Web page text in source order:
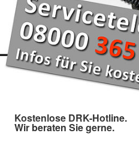
Kostenlose DRK-Hotline.
Wir beraten Sie gerne.